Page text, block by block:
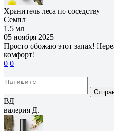
Хранитель леса по соседству
Семпл
1.5 мл
05 ноября 2025
Просто обожаю этот запах!
комфорт!
0 0
ВД
валерия Д.